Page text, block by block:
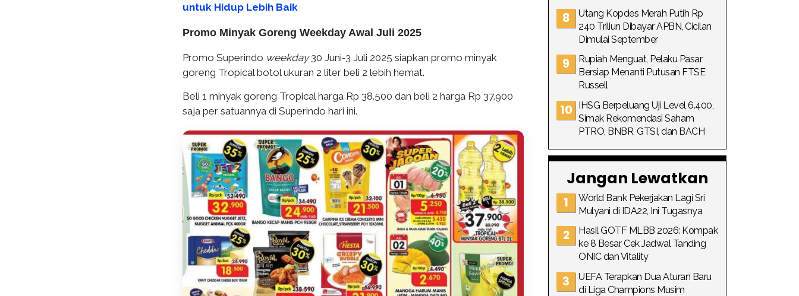
untuk Hidup Lebih Baik
Promo Minyak Goreng Weekday Awal Juli 2025
Promo Superindo weekday30 Juni-3 Juli 2025 siapkan promo minyak
goreng Tropical botol ukuran 2 liter beli 2 lebih hemat.
Beli 1 minyak goreng Tropical harga Rp 38.500 dan beli 2 harga Rp 37.900
saja per satuannya di Superindo hari ini.
Utang Kopdes Merah Putih Rp
240 Triliun Dibayar APBN, Cicilan
Dimulai September
Rupiah Menguat, Pelaku Pasar
Bersiap Menanti Putusan FTSE
Russell
IHSG Berpeluang Uji Level 6.400,
Simak Rekomendasi Saham
PTRO, BNBR, GTSI, dan BACH
Jangan Lewatkan
World Bank Pekerjakan Lagi Sri
Mulyani di IDA22, Ini Tugasnya
Hasil GOTF MLBB 2026: Kompak
ke 8 Besar, Cek Jadwal Tanding
ONIC dan Vitality
UEFA Terapkan Dua Aturan Baru
di Liga Champions Musim